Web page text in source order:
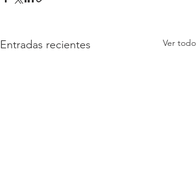
Entradas recientes Ver todo